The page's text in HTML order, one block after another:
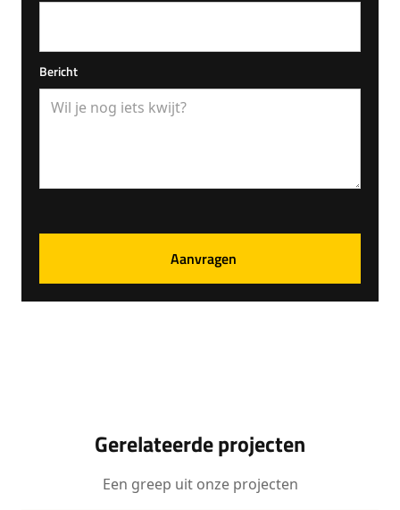
Bericht
Gerelateerde projecten
Een greep uit onze projecten